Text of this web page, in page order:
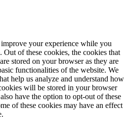
your experience while you
Out of these cookies, the cookies that
stored on your browser as they are
functionalities of the website. We
help us analyze and understand how
will be stored in your browser
have the option to opt-out of these
of these cookies may have an effect